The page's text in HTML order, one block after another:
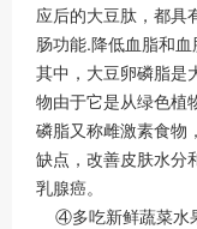
应后的大豆肽，都具
肠功能.降低血脂和血
其中，大豆卵磷脂是
物由于它是从绿色植
磷脂又称雌激素食物
缺点，改善皮肤水分
乳腺癌。
④多吃新鲜蔬菜水